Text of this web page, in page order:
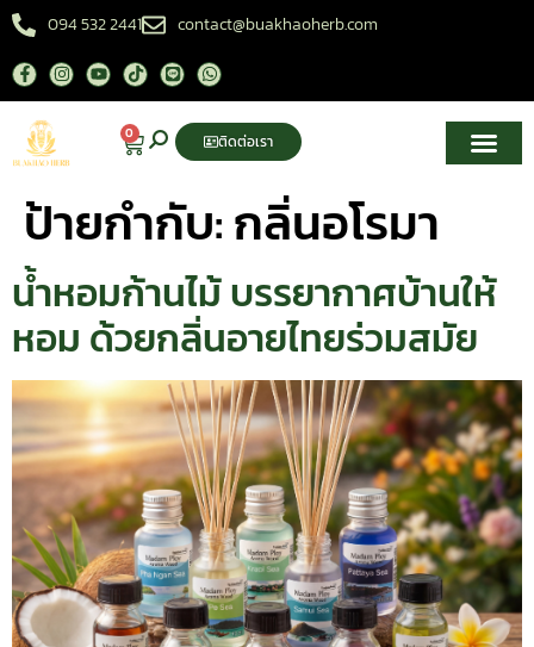
094 532 2441 contact@buakhaoherb.com
0 ติดต่อเรา
ป้ายกำกับ:กลิ่นอโรมา
น้ำหอมก้านไม้ บรรยากาศบ้านให้
หอม ด้วยกลิ่นอายไทยร่วมสมัย